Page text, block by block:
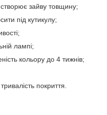
створює зайву товщину;
під кутикулу;
лампі;
кольору до 4 тижнів;
покриття.